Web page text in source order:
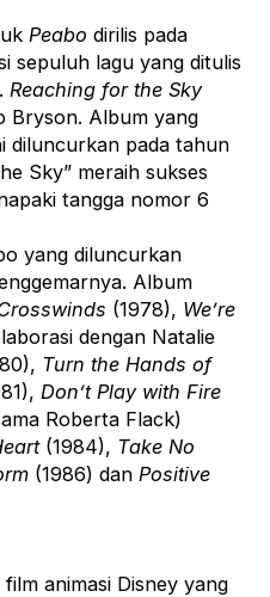
Peabo dirilis pada
sepuluh lagu yang ditulis
Reaching for the Sky
Bryson. Album yang
diluncurkan pada tahun
Sky” meraih sukses
tangga nomor 6
yang diluncurkan
Album
(1978), We’re
dengan Natalie
Turn the Hands of
Don’t Play with Fire
Roberta Flack)
(1984), Take No
(1986) dan Positive
animasi Disney yang